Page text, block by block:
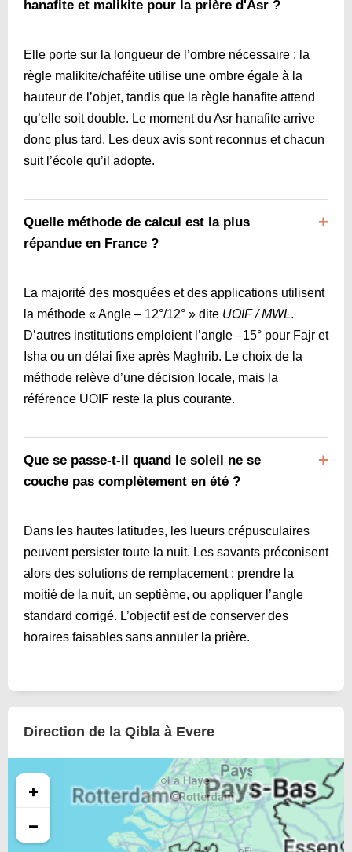
hanafite et malikite pour la prière d'Asr ?
Elle porte sur la longueur de l’ombre nécessaire : la
règle malikite/chaféite utilise une ombre égale à la
hauteur de l’objet, tandis que la règle hanafite attend
qu’elle soit double. Le moment du Asr hanafite arrive
donc plus tard. Les deux avis sont reconnus et chacun
suit l’école qu’il adopte.
Quelle méthode de calcul est la plus
répandue en France ?
La majorité des mosquées et des applications utilisent
la méthode « Angle – 12°/12° » dite UOIF / MWL.
D’autres institutions emploient l’angle –15° pour Fajr et
Isha ou un délai fixe après Maghrib. Le choix de la
méthode relève d’une décision locale, mais la
référence UOIF reste la plus courante.
Que se passe-t-il quand le soleil ne se
couche pas complètement en été ?
Dans les hautes latitudes, les lueurs crépusculaires
peuvent persister toute la nuit. Les savants préconisent
alors des solutions de remplacement : prendre la
moitié de la nuit, un septième, ou appliquer l’angle
standard corrigé. L’objectif est de conserver des
horaires faisables sans annuler la prière.
Direction de la Qibla à Evere
+
−